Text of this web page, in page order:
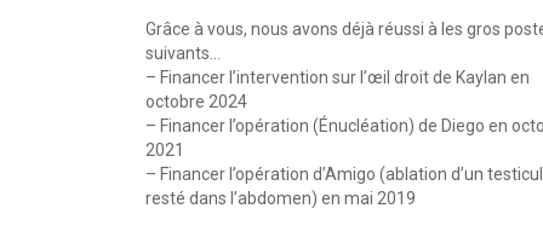
Grâce à vous, nous avons déjà réussi à les gros
suivants…
– Financer l’intervention sur l’œil droit de Kaylan en
octobre 2024
– Financer l’opération (Énucléation) de Diego en
2021
– Financer l’opération d’Amigo (ablation d’un
resté dans l’abdomen) en mai 2019